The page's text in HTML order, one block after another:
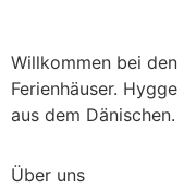
Willkommen bei
Ferienhäuser.
aus dem Dänischen.
Über uns